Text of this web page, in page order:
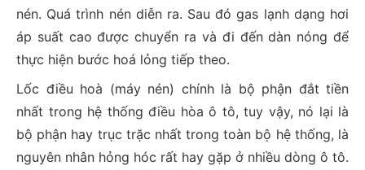
nén. Quá trình nén diễn ra. Sau đó gas lạnh dạng hơi
áp suất cao được chuyển ra và đi đến dàn nóng để
thực hiện bước hoá lỏng tiếp theo.
Lốc điều hoà (máy nén) chính là bộ phận đắt tiền
nhất trong hệ thống điều hòa ô tô, tuy vậy, nó lại là
bộ phận hay trục trặc nhất trong toàn bộ hệ thống, là
nguyên nhân hỏng hóc rất hay gặp ở nhiều dòng ô tô.